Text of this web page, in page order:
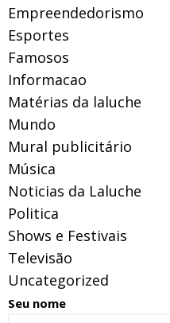
Empreendedorismo
Esportes
Famosos
Informacao
Matérias da laluche
Mundo
Mural publicitário
Música
Noticias da Laluche
Politica
Shows e Festivais
Televisão
Uncategorized
Seu nome